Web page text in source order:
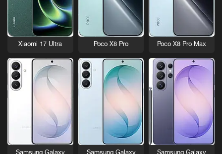
Poco X8 Pro Max
Poco X8 Pro
Xiaomi 17 Ultra